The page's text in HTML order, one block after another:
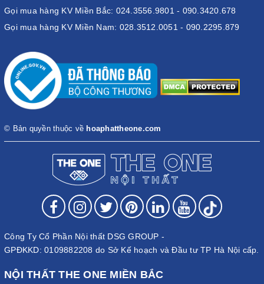
Gọi mua hàng KV Miền Bắc: 024.3556.9801 - 090.3420.678
Gọi mua hàng KV Miền Nam: 028.3512.0051 - 090.2295.879
© Bản quyền thuộc về hoaphattheone.com
Công Ty Cổ Phần Nội thất DSG GROUP -
GPĐKKD: 0109882208 do Sở Kế hoạch và Đầu tư TP Hà Nội cấp.
NỘI THẤT THE ONE MIỀN BẮC